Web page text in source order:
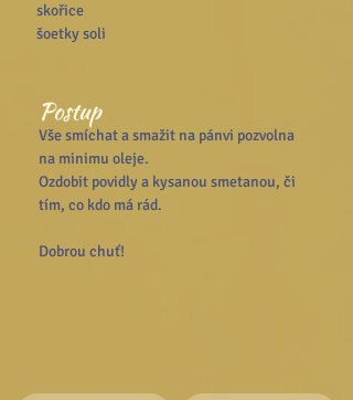
skořice
šoetky soli
Postup
Vše smíchat a smažit na pánvi pozvolna
na minimu oleje.
Ozdobit povidly a kysanou smetanou, či
tím, co kdo má rád.
Dobrou chuť!